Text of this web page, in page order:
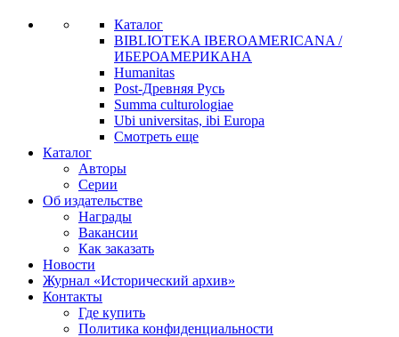
Каталог
BIBLIOTEKA IBEROAMERICANA /
ИБЕРОАМЕРИКАНА
Humanitas
Post-Древняя Русь
Summa culturologiae
Ubi universitas, ibi Europa
Смотреть еще
Каталог
Авторы
Серии
Об издательстве
Награды
Вакансии
Как заказать
Новости
Журнал «Исторический архив»‎
Контакты
Где купить
Политика конфиденциальности